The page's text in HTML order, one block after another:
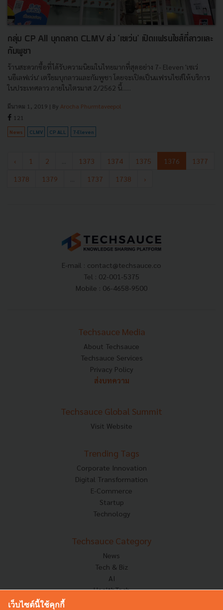
กลุ่ม CP All บุกตลาด CLMV ส่ง 'เซเว่น' เปิดแฟรนไชส์ที่ลาวและ
กัมพูชา
ร้านสะดวกซื้อที่ได้รับความนิยมในไทยมากที่สุดอย่าง 7- Eleven 'เซเว่
นอีเลฟเว่น' เตรียมบุกลาวและกัมพูชา โดยจะเปิดเป็นแฟรนไชส์ให้บริการ
ในประเทศลาว ภายในไตรมาส 2/2562 นี้......
มีนาคม 1, 2019 | By Arocha Phurmtaveepol
121
News CLMV CP ALL 7-Eleven
‹ 1 2 1373 1374 1375 1376
1377
1378
1379 1737 1738 ›
E-mail : contact@techsauce.co
Tel : 02-001-5375
Mobile : 06-4658-9500
Techsauce Media
About Techsauce
Techsauce Services
Privacy Policy
ส่งบทความ
Techsauce Global Summit
Visit Website
Trending Tags
Corporate Innovation
Digital Transformation
E-Commerce
Startup
Technology
Techsauce Category
News
Tech & Biz
AI
HealthTech
เว็บไซต์นี้ใช้คุกกี้